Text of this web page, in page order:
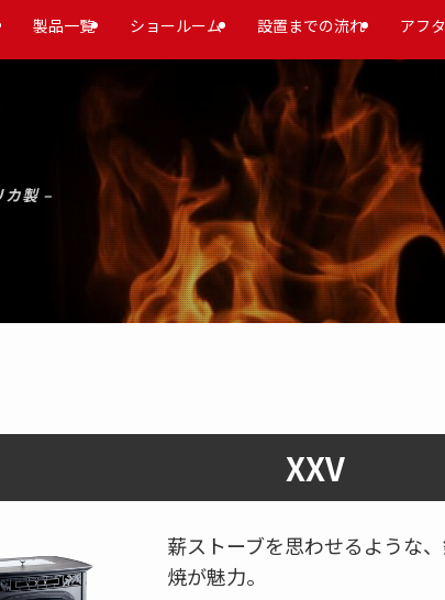
製品一覧 ショールーム 設置までの流れ アフ
カ製 –
XXV
薪ストーブを思わせるような
焼が魅力。